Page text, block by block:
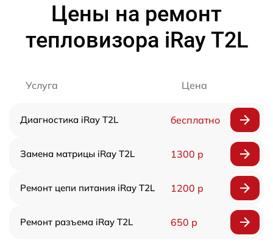
Цены на ремонт
тепловизора iRay T2L
Услуга Цена
Диагностика iRay T2L бесплатно
Замена матрицы iRay T2L 1300 р
Ремонт цепи питания iRay T2L 1200 р
Ремонт разъема iRay T2L 650 р